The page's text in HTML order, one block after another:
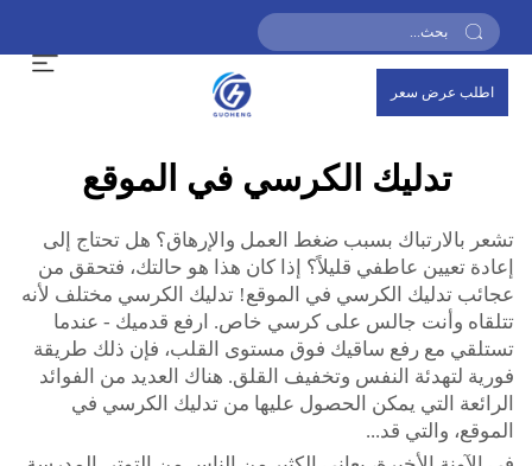
اطلب عرض سعر
تدليك الكرسي في الموقع
تشعر بالارتباك بسبب ضغط العمل والإرهاق؟ هل تحتاج إلى
إعادة تعيين عاطفي قليلاً؟ إذا كان هذا هو حالتك، فتحقق من
عجائب تدليك الكرسي في الموقع! تدليك الكرسي مختلف لأنه
تتلقاه وأنت جالس على كرسي خاص. ارفع قدميك - عندما
تستلقي مع رفع ساقيك فوق مستوى القلب، فإن ذلك طريقة
فورية لتهدئة النفس وتخفيف القلق. هناك العديد من الفوائد
الرائعة التي يمكن الحصول عليها من تدليك الكرسي في
الموقع، والتي قد...